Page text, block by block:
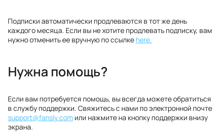
Подписки автоматически продлеваются в тот же день
каждого месяца. Если вы не хотите продлевать подписку, вам
нужно отменить ее вручную по ссылке here.
Нужна помощь?
Если вам потребуется помощь, вы всегда можете обратиться
в службу поддержки. Свяжитесь с нами по электронной почте
support@fansly.com или нажмите на кнопку поддержки внизу
экрана.